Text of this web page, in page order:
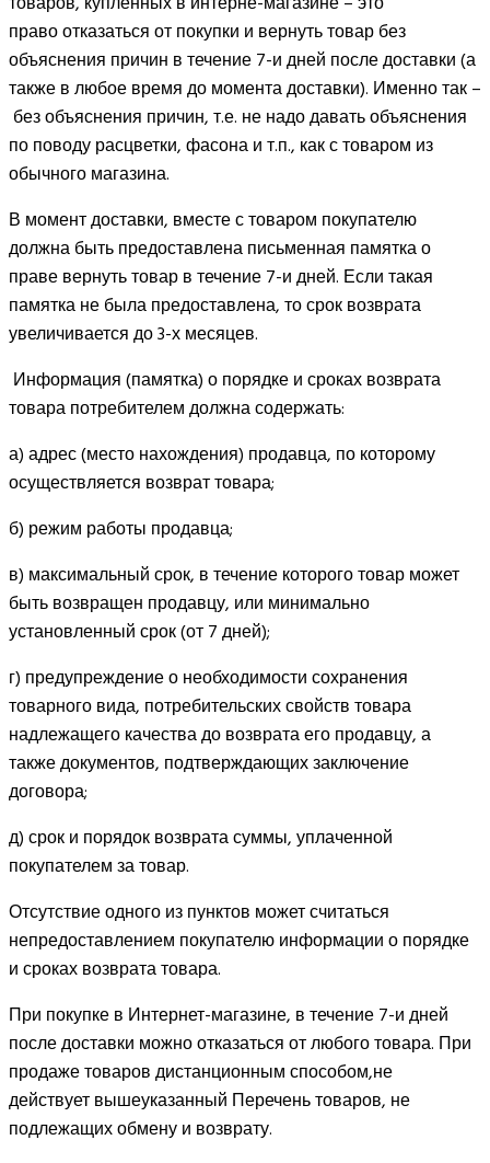
право отказаться от покупки и вернуть товар без
объяснения причин в течение 7-и дней после доставки (а
также в любое время до момента доставки). Именно так –
без объяснения причин, т.е. не надо давать объяснения
по поводу расцветки, фасона и т.п., как с товаром из
обычного магазина.
В момент доставки, вместе с товаром покупателю
должна быть предоставлена письменная памятка о
праве вернуть товар в течение 7-и дней. Если такая
памятка не была предоставлена, то срок возврата
увеличивается до 3-х месяцев.
Информация (памятка) о порядке и сроках возврата
товара потребителем должна содержать:
а) адрес (место нахождения) продавца, по которому
осуществляется возврат товара;
б) режим работы продавца;
в) максимальный срок, в течение которого товар может
быть возвращен продавцу, или минимально
установленный срок (от 7 дней);
г) предупреждение о необходимости сохранения
товарного вида, потребительских свойств товара
надлежащего качества до возврата его продавцу, а
также документов, подтверждающих заключение
договора;
д) срок и порядок возврата суммы, уплаченной
покупателем за товар.
Отсутствие одного из пунктов может считаться
непредоставлением покупателю информации о порядке
и сроках возврата товара.
При покупке в Интернет-магазине, в течение 7-и дней
после доставки можно отказаться от любого товара. При
продаже товаров дистанционным способом,не
действует вышеуказанный Перечень товаров, не
подлежащих обмену и возврату.